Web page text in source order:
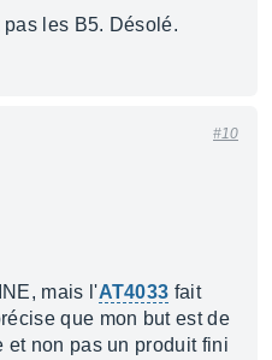
les B5. Désolé.
#10
mais l'AT4033 fait
que mon but est de
et non pas un produit fini